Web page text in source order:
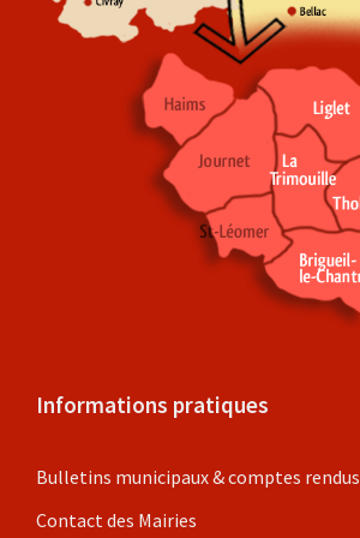
Informations pratiques
Bulletins municipaux & comptes rendus
Contact des Mairies